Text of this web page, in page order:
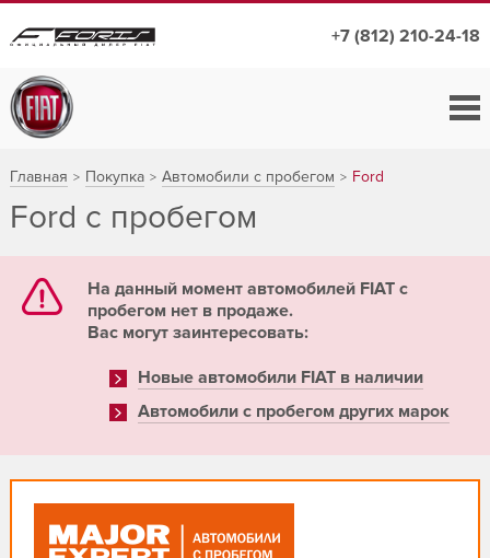
+7 (812) 210-24-18
Главная Покупка Автомобили с пробегом Ford
Ford с пробегом
На данный момент автомобилей FIAT с
пробегом нет в продаже.
Вас могут заинтересовать:
Новые автомобили FIAT в наличии
Автомобили с пробегом других марок